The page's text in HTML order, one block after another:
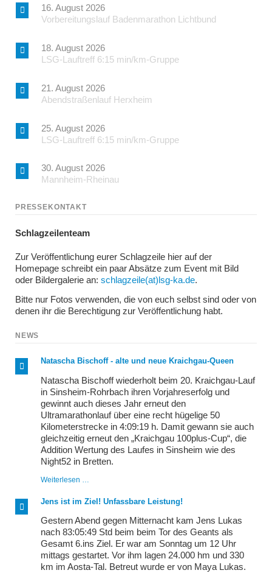
16. August 2026
Vorbereitungslauf Badenmarathon Lichtbund
18. August 2026
LSG-Lauftreff 6:15 min/km-Gruppe
21. August 2026
Abendstraßenlauf Herxheim
25. August 2026
LSG-Lauftreff 6:15 min/km-Gruppe
30. August 2026
Mannheim-Rheinau
PRESSEKONTAKT
Schlagzeilenteam
Zur Veröffentlichung eurer Schlagzeile hier auf der
Homepage schreibt ein paar Absätze zum Event mit Bild
oder Bildergalerie an: schlagzeile(at)lsg-ka.de.
Bitte nur Fotos verwenden, die von euch selbst sind oder von
denen ihr die Berechtigung zur Veröffentlichung habt.
NEWS
Natascha Bischoff - alte und neue Kraichgau-Queen
Natascha Bischoff wiederholt beim 20. Kraichgau-Lauf
in Sinsheim-Rohrbach ihren Vorjahreserfolg und
gewinnt auch dieses Jahr erneut den
Ultramarathonlauf über eine recht hügelige 50
Kilometerstrecke in 4:09:19 h. Damit gewann sie auch
gleichzeitig erneut den „Kraichgau 100plus-Cup“, die
Addition Wertung des Laufes in Sinsheim wie des
Night52 in Bretten.
Weiterlesen …
-
alte
und
neue
Kraichgau-
Queen
Jens ist im Ziel! Unfassbare Leistung!
Gestern Abend gegen Mitternacht kam Jens Lukas
nach 83:05:49 Std beim beim Tor des Geants als
Gesamt 6.ins Ziel. Er war am Sonntag um 12 Uhr
mittags gestartet. Vor ihm lagen 24.000 hm und 330
km im Aosta-Tal. Betreut wurde er von Maya Lukas.